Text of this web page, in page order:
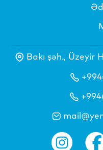
Bakı şəh., Üzeyir